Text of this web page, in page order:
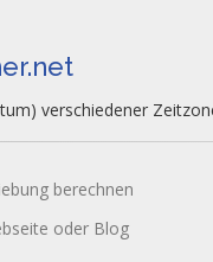
verschiedener
berechnen
oder Blog